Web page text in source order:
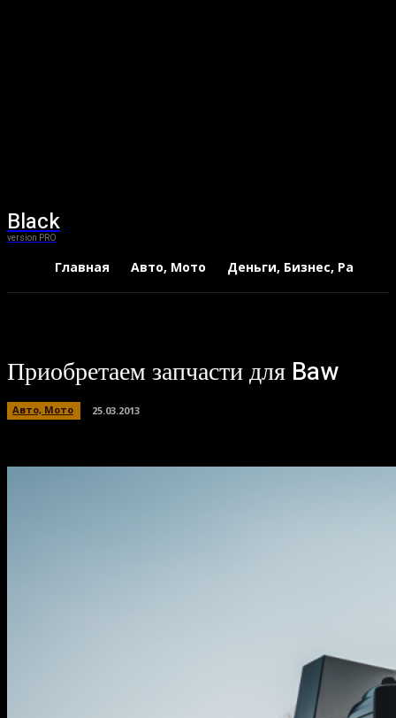
Black
version PRO
Главная Авто, Мото Деньги, Бизнес, Работа
Приобретаем запчасти для Baw
Авто, Мото 25.03.2013